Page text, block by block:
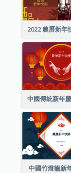
中國竹燈籠新